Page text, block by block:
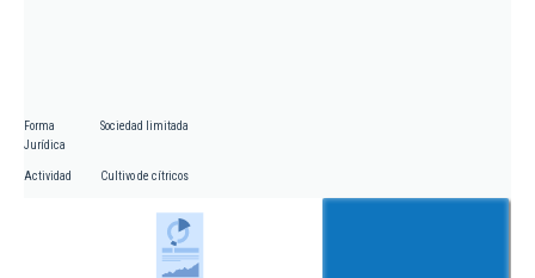
Forma
Jurídica
Sociedad limitada
Actividad Cultivo de cítricos